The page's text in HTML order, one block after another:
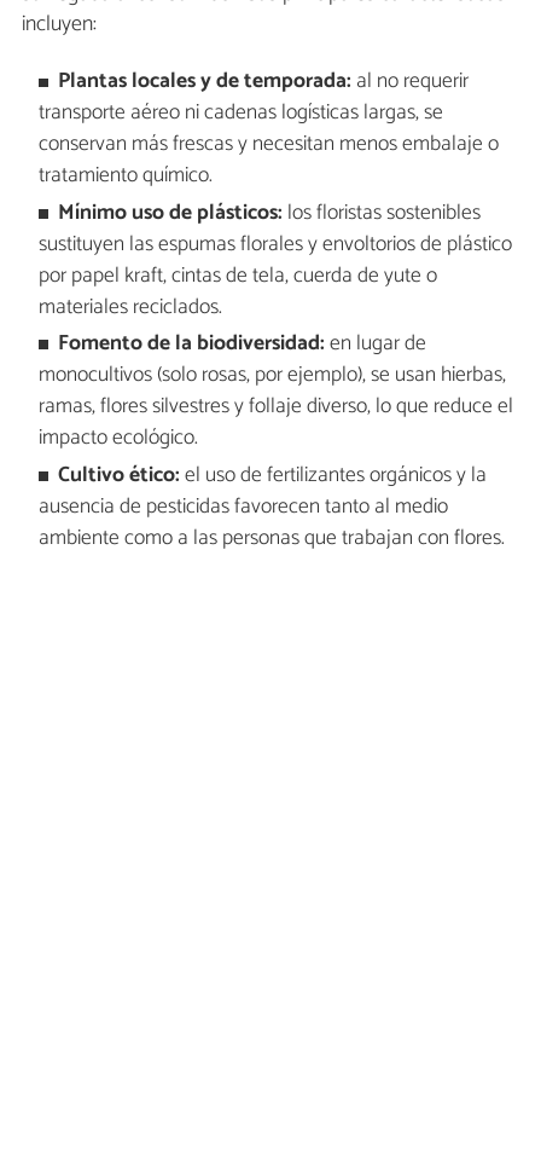
incluyen:
Plantas locales y de temporada: al no requerir
transporte aéreo ni cadenas logísticas largas, se
conservan más frescas y necesitan menos embalaje o
tratamiento químico.
Mínimo uso de plásticos: los floristas sostenibles
sustituyen las espumas florales y envoltorios de plástico
por papel kraft, cintas de tela, cuerda de yute o
materiales reciclados.
Fomento de la biodiversidad:en lugar de
monocultivos (solo rosas, por ejemplo), se usan hierbas,
ramas, flores silvestres y follaje diverso, lo que reduce el
impacto ecológico.
Cultivo ético:el uso de fertilizantes orgánicos y la
ausencia de pesticidas favorecen tanto al medio
ambiente como a las personas que trabajan con flores.